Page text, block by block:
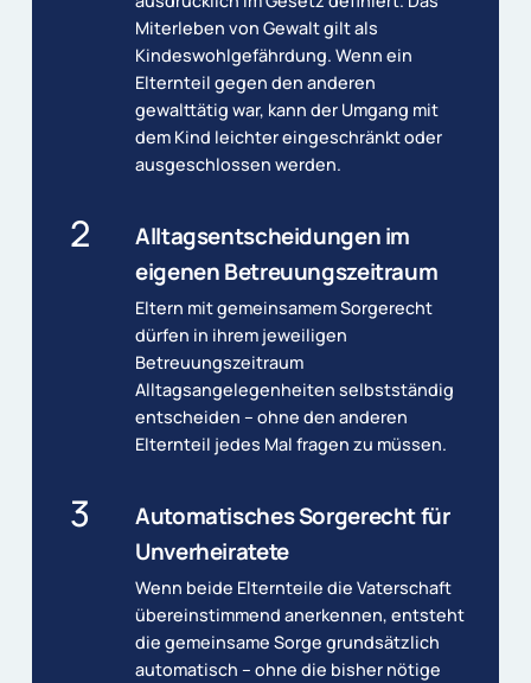
Miterleben von Gewalt gilt als
Kindeswohlgefährdung. Wenn ein
Elternteil gegen den anderen
gewalttätig war, kann der Umgang mit
dem Kind leichter eingeschränkt oder
ausgeschlossen werden.
2
Alltagsentscheidungen im
eigenen Betreuungszeitraum
Eltern mit gemeinsamem Sorgerecht
dürfen in ihrem jeweiligen
Betreuungszeitraum
Alltagsangelegenheiten selbstständig
entscheiden – ohne den anderen
Elternteil jedes Mal fragen zu müssen.
3
Automatisches Sorgerecht für
Unverheiratete
Wenn beide Elternteile die Vaterschaft
übereinstimmend anerkennen, entsteht
die gemeinsame Sorge grundsätzlich
automatisch – ohne die bisher nötige